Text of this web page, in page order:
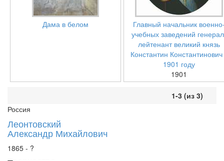
Дама в белом
Главный начальник
учебных заведений
лейтенант великий князь
Константин Константинович
1901 году
1901
1-3 (из 3)
Россия
Леонтовский
Александр Михайлович
1865 - ?